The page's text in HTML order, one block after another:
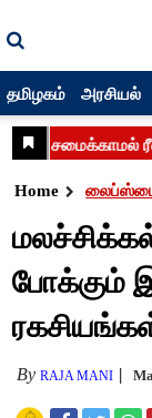
தமிழகம் அரசியல்
Home
போக்கும்
ByRAJA MANI